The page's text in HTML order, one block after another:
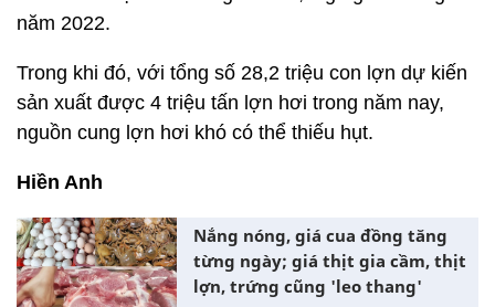
năm 2022.
Trong khi đó, với tổng số 28,2 triệu con lợn dự kiến
sản xuất được 4 triệu tấn lợn hơi trong năm nay,
nguồn cung lợn hơi khó có thể thiếu hụt.
Hiền Anh
Nắng nóng, giá cua đồng tăng
từng ngày; giá thịt gia cầm, thịt
lợn, trứng cũng 'leo thang'